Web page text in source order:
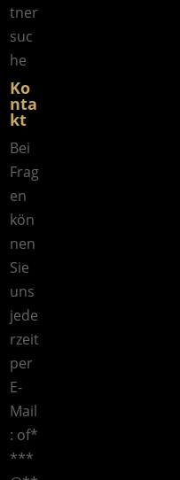
tner
suc
he
Ko
nta
kt
Bei
Frag
en
kön
nen
Sie
uns
jede
rzeit
per
E-
Mail
: of*
***